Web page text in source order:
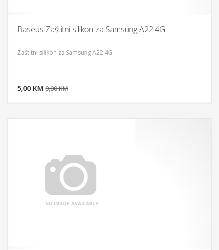
Baseus Zaštitni silikon za Samsung A22 4G
Zaštitni silikon za Samsung A22 4G
5,00 KM 9,00 KM